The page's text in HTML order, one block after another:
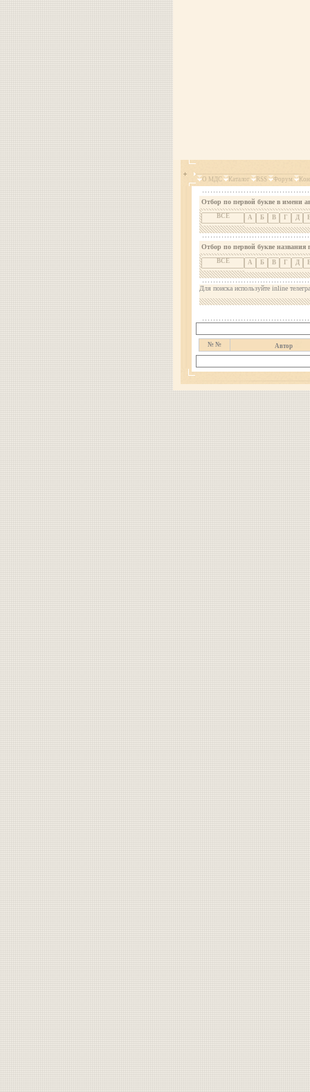
О МДС Каталог RSS Форум
Отбор по первой букве в имени
ВСЕ А Б В Г Д
Отбор по первой букве названия
ВСЕ А Б В Г Д
Для поиска используйте inline
№ № Автор